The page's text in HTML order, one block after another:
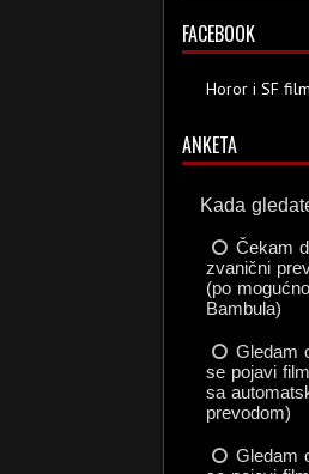
FACEBOOK
Horor i SF
ANKETA